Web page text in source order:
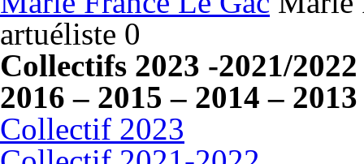
artuéliste 0
Collectifs 2023 -2021/
2016 – 2015 – 2014 –
Collectif 2023